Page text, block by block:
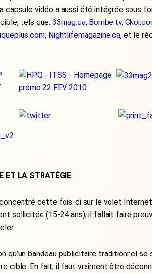
capsule vidéo a aussi été intégrée sous
tels que: 33mag.ca, Bombe.tv,
, Nightlifemagazine.ca, et le
ET LA STRATÉGIE
cette fois-ci sur le volet Internet
sollicitée (15-24 ans), il fallait faire
qu’un bandeau publicitaire traditionnel
cible. En fait, il faut vraiment être